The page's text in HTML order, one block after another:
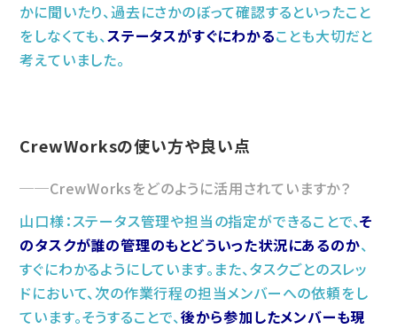
かに聞いたり、過去にさかのぼって確認するといったこと
をしなくても、ステータスがすぐにわかることも大切だと
考えていました。
CrewWorksの使い方や良い点
CrewWorksをどのように活用されていますか？
山口様：ステータス管理や担当の指定ができることで、そ
のタスクが誰の管理のもとどういった状況にあるのか、
すぐにわかるようにしています。また、タスクごとのスレッ
ドにおいて、次の作業行程の担当メンバーへの依頼をし
ています。そうすることで、後から参加したメンバーも現